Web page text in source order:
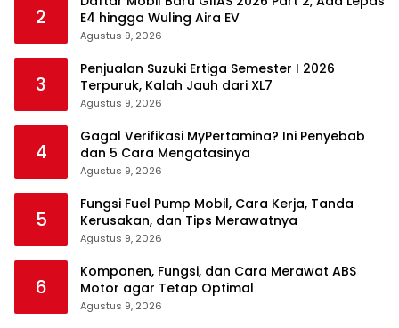
2
E4 hingga Wuling Aira EV
Agustus 9, 2026
3
Penjualan Suzuki Ertiga Semester I 2026
Terpuruk, Kalah Jauh dari XL7
Agustus 9, 2026
4
Gagal Verifikasi MyPertamina? Ini Penyebab
dan 5 Cara Mengatasinya
Agustus 9, 2026
5
Fungsi Fuel Pump Mobil, Cara Kerja, Tanda
Kerusakan, dan Tips Merawatnya
Agustus 9, 2026
6
Komponen, Fungsi, dan Cara Merawat ABS
Motor agar Tetap Optimal
Agustus 9, 2026